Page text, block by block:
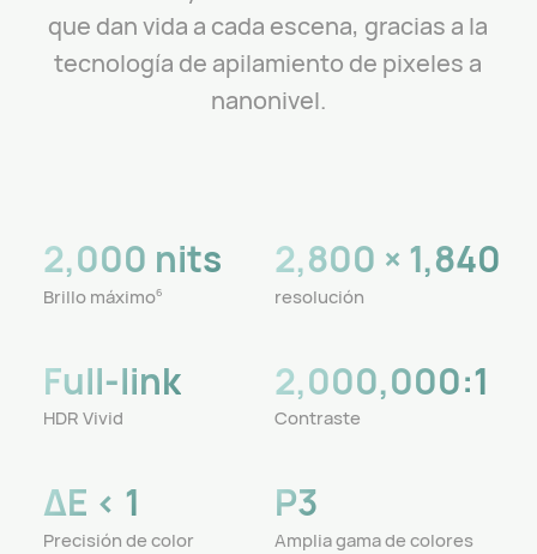
que dan vida a cada escena, gracias a la
tecnología de apilamiento de pixeles a
nanonivel.
2,000 nits
Brillo máximo6
2,800 × 1,840
resolución
Full-link
HDR Vivid
2,000,000:1
Contraste
ΔE < 1
Precisión de color
P3
Amplia gama de colores